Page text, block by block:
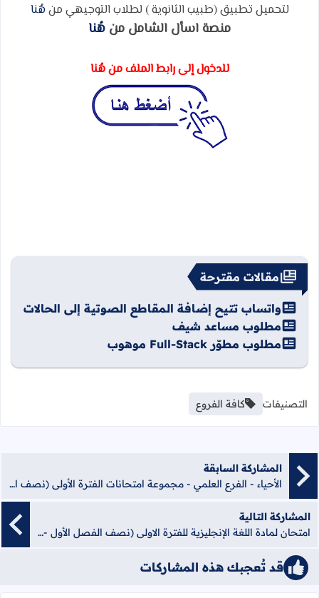
لتحميل تطبيق (طبيب الثانوية ) لطلاب التوجيهي منهُنا
منصة اسأل الشامل من هُنا
للدخول إلى رابط الملف من هُنا
مقالات مقترحة
واتساب تتيح إضافة المقاطع الصوتية إلى الحالات
مطلوب مساعد شيف
مطلوب مطوّر Full-Stack موهوب
التصنيفات كافة الفروع
المشاركة السابقة
الأحياء - الفرع العلمي - مجموعة امتحانات الفترة الأولى (نصف الفصل الأول - الشهرين) لعام 2022
المشاركة التالية
امتحان لمادة اللغة الإنجليزية للفترة الاولى (نصف الفصل الأول - الشهرين) مع الحلول
قد تُعجبك هذه المشاركات